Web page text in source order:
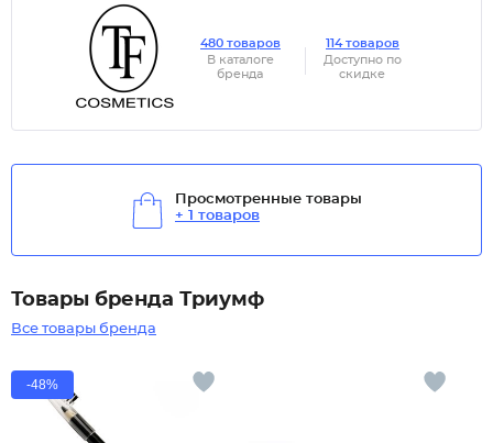
480 товаров
В каталоге
бренда
114 товаров
Доступно по
скидке
Просмотренные товары
+ 1 товаров
Товары бренда Триумф
Все товары бренда
-48%